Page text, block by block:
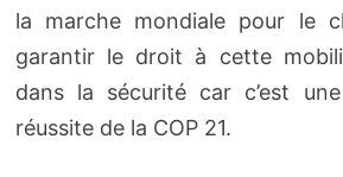
la marche mondiale pour le
garantir le droit à cette
dans la sécurité car c’est
réussite de la COP 21.